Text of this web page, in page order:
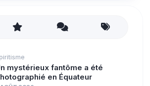
mystérieux fantôme a été
en Équateur